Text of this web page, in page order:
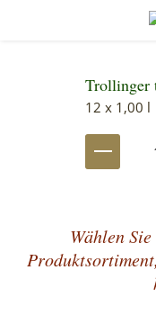
Startseite
Die Brauerei
Unser Service
Trollinger
12 x 1,00 l
Wählen